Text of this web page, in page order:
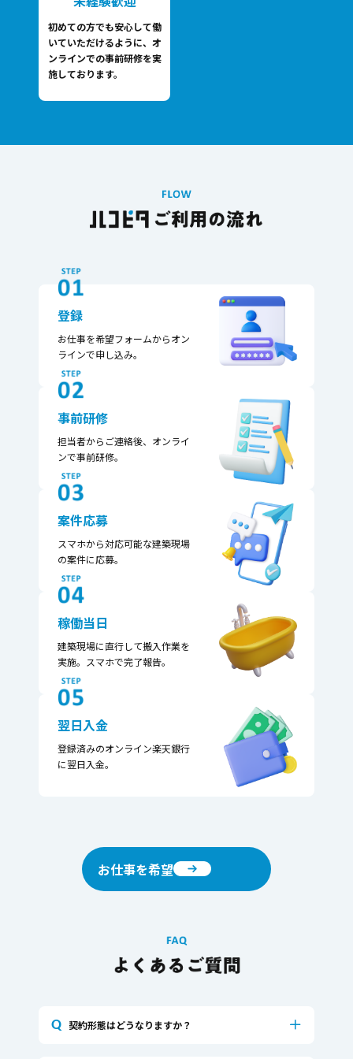
初めての方でも安心して働
いていただけるように、オ
ンラインでの事前研修を実
施しております。
登録
お仕事を希望フォームから​オン
ラインで申し込み。
事前研修
担当者からご連絡後、​オンライ
ンで事前研修。​
案件応募
スマホから対応可能な​建築現場
の案件に応募。​
稼働当日
建築現場に直行して​搬入作業を
実施。​スマホで完了報告。​
翌日入金
登録済みのオンライン​楽天銀行
に翌日入金。​
お仕事を希望
Q 契約形態はどうなりますか？